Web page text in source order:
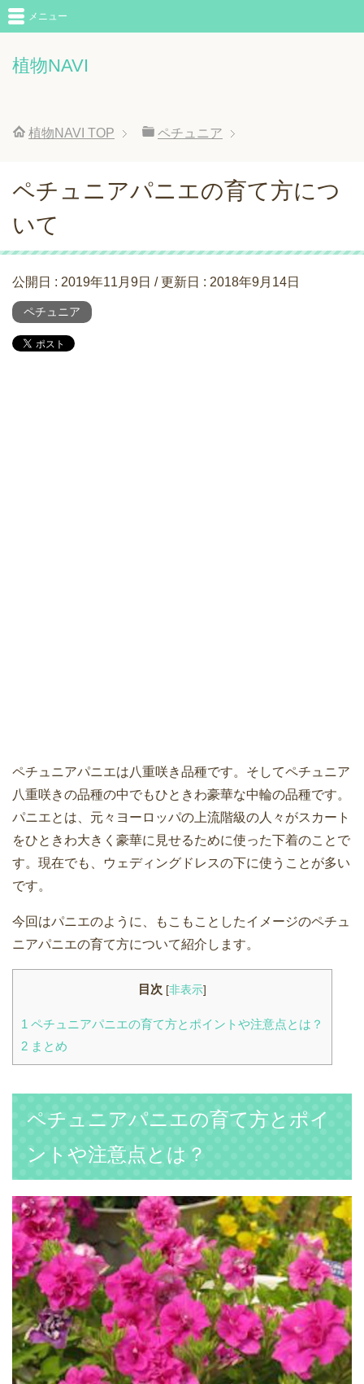
植物NAVI
メニュー
植物NAVI TOP ペチュニア
ペチュニアパニエの育て方につ
いて
公開日 : 2019年11月9日 / 更新日 : 2018年9月14日
ペチュニア
ペチュニアパニエは八重咲き品種です。そしてペチュニア
八重咲きの品種の中でもひときわ豪華な中輪の品種です。
パニエとは、元々ヨーロッパの上流階級の人々がスカート
をひときわ大きく豪華に見せるために使った下着のことで
す。現在でも、ウェディングドレスの下に使うことが多い
です。
今回はパニエのように、もこもことしたイメージのペチュ
ニアパニエの育て方について紹介します。
目次 [非表示]
1 ペチュニアパニエの育て方とポイントや注意点とは？
2 まとめ
ペチュニアパニエの育て方とポイ
ントや注意点とは？